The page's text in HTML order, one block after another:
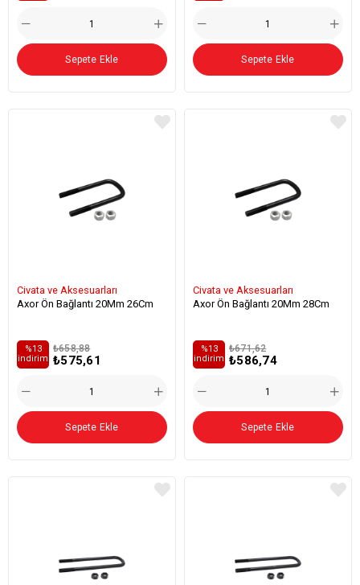
Sepete Ekle Sepete Ekle
Civata ve Aksesuarları
Axor Ön Bağlantı 20Mm 26Cm
₺575,61
₺658,88
%13
i̇ndirim
Sepete Ekle
Civata ve Aksesuarları
Axor Ön Bağlantı 20Mm 28Cm
₺586,74
₺671,62
%13
i̇ndirim
Sepete Ekle